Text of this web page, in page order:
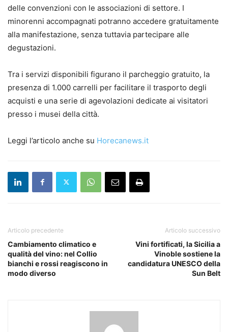
delle convenzioni con le associazioni di settore. I
minorenni accompagnati potranno accedere gratuitamente
alla manifestazione, senza tuttavia partecipare alle
degustazioni.
Tra i servizi disponibili figurano il parcheggio gratuito, la
presenza di 1.000 carrelli per facilitare il trasporto degli
acquisti e una serie di agevolazioni dedicate ai visitatori
presso i musei della città.
Leggi l’articolo anche su Horecanews.it
Articolo precedente
Cambiamento climatico e
qualità del vino: nel Collio
bianchi e rossi reagiscono in
modo diverso
Articolo successivo
Vini fortificati, la Sicilia a
Vinoble sostiene la
candidatura UNESCO della
Sun Belt